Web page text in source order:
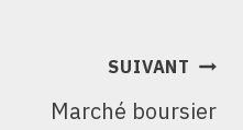
SUIVANT
Marché boursier